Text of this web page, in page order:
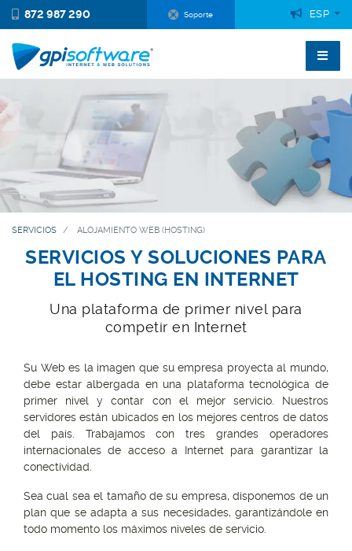
872 987 290 Soporte ESP
SERVICIOS ALOJAMIENTO WEB (HOSTING)
SERVICIOS Y SOLUCIONES PARA
EL HOSTING EN INTERNET
Una plataforma de primer nivel para
competir en Internet
Su Web es la imagen que su empresa proyecta al mundo,
debe estar albergada en una plataforma tecnológica de
primer nivel y contar con el mejor servicio. Nuestros
servidores están ubicados en los mejores centros de datos
del país. Trabajamos con tres grandes operadores
internacionales de acceso a Internet para garantizar la
conectividad.
Sea cual sea el tamaño de su empresa, disponemos de un
plan que se adapta a sus necesidades, garantizándole en
todo momento los máximos niveles de servicio.